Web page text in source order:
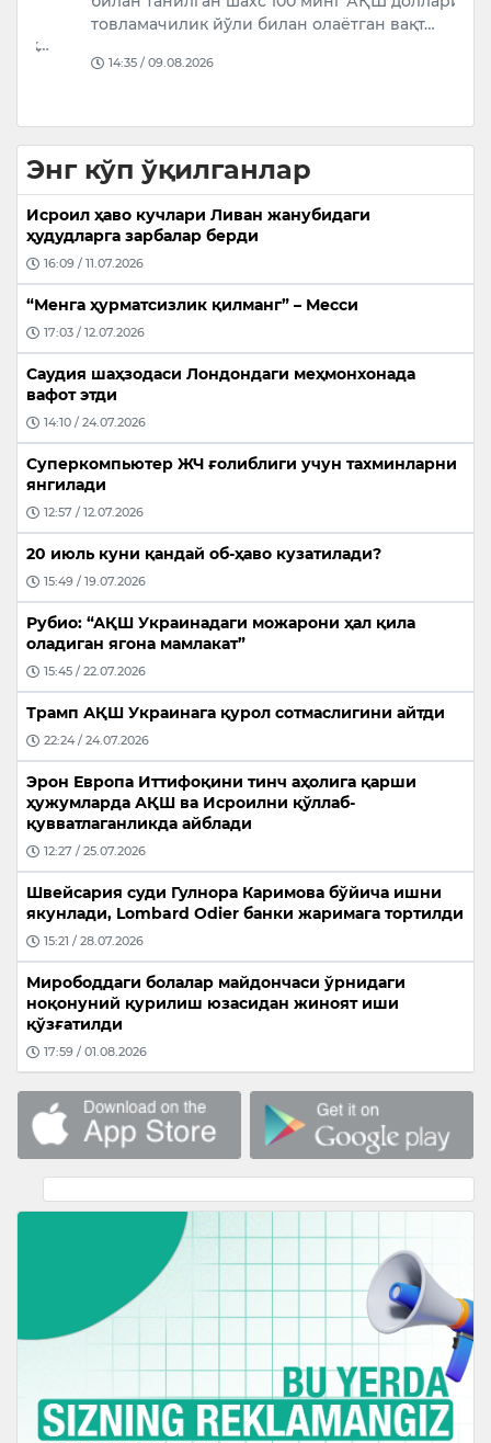
товламачилик йўли билан олаётган вақт…
14:35 / 09.08.2026
Энг кўп ўқилганлар
Исроил ҳаво кучлари Ливан жанубидаги
ҳудудларга зарбалар берди
16:09 / 11.07.2026
“Менга ҳурматсизлик қилманг” – Месси
17:03 / 12.07.2026
Саудия шаҳзодаси Лондондаги меҳмонхонада
вафот этди
14:10 / 24.07.2026
Суперкомпьютер ЖЧ ғолиблиги учун тахминларни
янгилади
12:57 / 12.07.2026
20 июль куни қандай об-ҳаво кузатилади?
15:49 / 19.07.2026
Рубио: “АҚШ Украинадаги можарони ҳал қила
оладиган ягона мамлакат”
15:45 / 22.07.2026
Трамп АҚШ Украинага қурол сотмаслигини айтди
22:24 / 24.07.2026
Эрон Европа Иттифоқини тинч аҳолига қарши
ҳужумларда АҚШ ва Исроилни қўллаб-
қувватлаганликда айблади
12:27 / 25.07.2026
Швейсария суди Гулнора Каримова бўйича ишни
якунлади, Lombard Odier банки жаримага тортилди
15:21 / 28.07.2026
Мирободдаги болалар майдончаси ўрнидаги
ноқонуний қурилиш юзасидан жиноят иши
қўзғатилди
17:59 / 01.08.2026